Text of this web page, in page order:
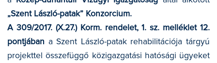
„Szent László-patak” Konzorcium.
A 309/2017. (X.27.) Korm. rendelet, 1. sz. melléklet 12.
pontjában a Szent László-patak rehabilitációja tárgyú
projekttel összefüggő közigazgatási hatósági ügyeket